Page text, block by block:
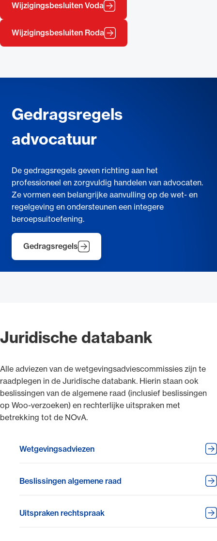
Wijzigingsbesluiten Voda
Wijzigingsbesluiten Roda
Gedragsregels
advocatuur
De gedragsregels geven richting aan het
professioneel en zorgvuldig handelen van advocaten.
Ze vormen een belangrijke aanvulling op de wet- en
regelgeving en ondersteunen een integere
beroepsuitoefening.
Gedragsregels
Juridische databank
Alle adviezen van de wetgevingsadviescommissies zijn te
raadplegen in de Juridische databank. Hierin staan ook
beslissingen van de algemene raad (inclusief beslissingen
op Woo-verzoeken) en rechterlijke uitspraken met
betrekking tot de NOvA.
Wetgevingsadviezen
Beslissingen algemene raad
Uitspraken rechtspraak